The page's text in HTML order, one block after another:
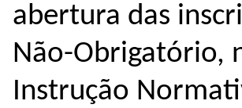
abertura das
Não-Obrigatório,
Instrução